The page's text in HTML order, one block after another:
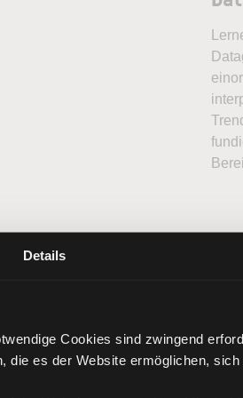
Details
Cookies sind zwingend
es der Website ermöglichen,